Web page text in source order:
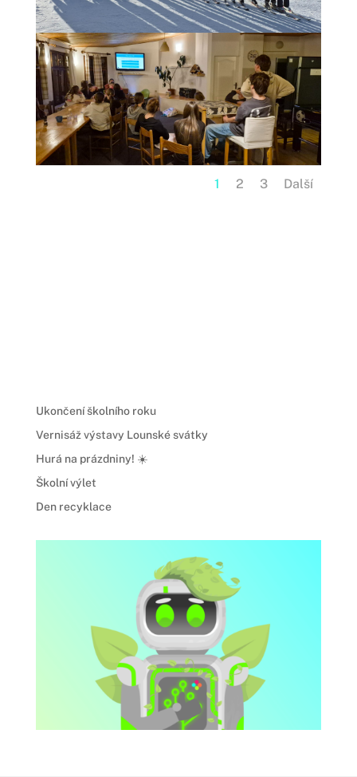
1 2 3 Další
Ukončení školního roku
Vernisáž výstavy Lounské svátky
Hurá na prázdniny! ☀️
Školní výlet
Den recyklace